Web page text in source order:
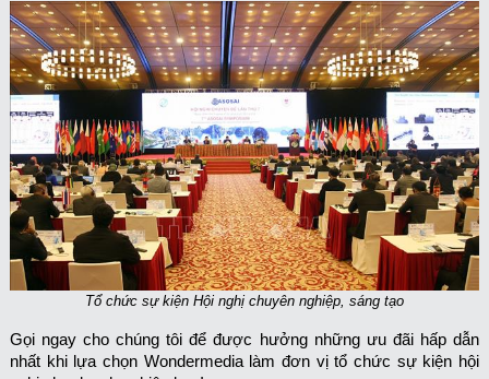
Tổ chức sự kiện Hội nghị chuyên nghiệp, sáng tạo
Gọi ngay cho chúng tôi để được hưởng những ưu đãi hấp dẫn
nhất khi lựa chọn Wondermedia làm đơn vị tổ chức sự kiện hội